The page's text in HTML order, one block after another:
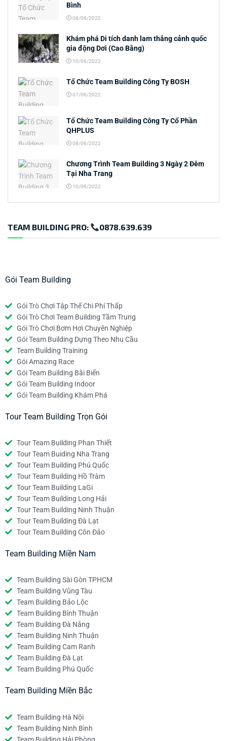
Bình
08/06/2022
Khám phá Di tích danh lam thắng cảnh quốc
gia động Dơi (Cao Bằng)
10/06/2022
Tổ Chức Team Building Công Ty BOSH
07/06/2022
Tổ Chức Team Building Công Ty Cổ Phần
QHPLUS
08/06/2022
Chương Trình Team Building 3 Ngày 2 Đêm
Tại Nha Trang
10/06/2022
TEAM BUILDING PRO: 0878.639.639
Gói Team Building
Gói Trò Chơi Tập Thể Chi Phí Thấp
Gói Trò Chơi Team Building Tầm Trung
Gói Trò Chơi Bơm Hơi Chuyên Nghiệp
Gói Team Building Dựng Theo Nhu Cầu
Team Building Training
Gói Amazing Race
Gói Team Building Bãi Biển
Gói Team Building Indoor
Gói Team Building Khám Phá
Tour Team Building Trọn Gói
Tour Team Building Phan Thiết
Tour Team Buiding Nha Trang
Tour Team Building Phú Quốc
Tour Team Building Hồ Tràm
Tour Team Building LaGi
Tour Team Building Long Hải
Tour Team Building Ninh Thuận
Tour Team Building Đà Lạt
Tour Team Building Côn Đảo
Team Building Miền Nam
Team Building Sài Gòn TPHCM
Team Building Vũng Tàu
Team Building Bảo Lộc
Team Building Bình Thuận
Team Building Đà Nẵng
Team Building Ninh Thuận
Team Building Cam Ranh
Team Building Đà Lạt
Team Building Phú Quốc
Team Building Miền Bắc
Team Building Hà Nội
Team Building Ninh Bình
Team Building Hải Phòng